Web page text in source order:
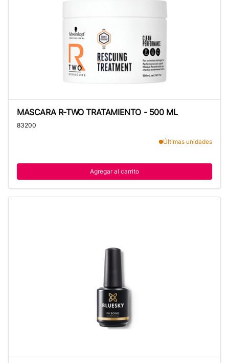
MASCARA R-TWO TRATAMIENTO - 500 ML
83200
Últimas unidades
Agregar al carrito